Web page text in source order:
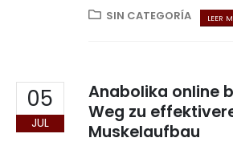
SIN CATEGORÍA LEER
05
JUL
Anabolika online
Weg zu
Muskelaufbau